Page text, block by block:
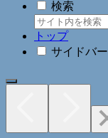
検索
トップ
サイドバー